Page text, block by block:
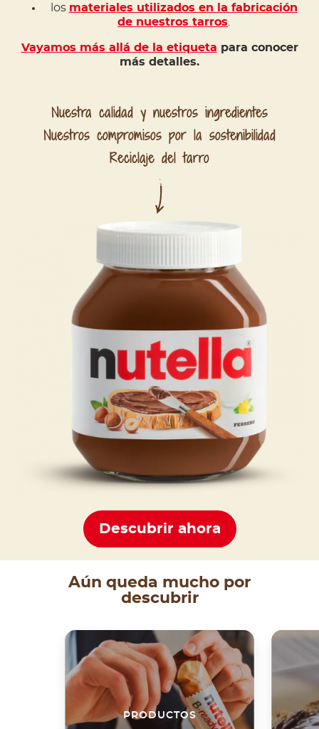
Nuestra calidad y nuestros ingredientes
Nuestros compromisos por la sostenibilidad
Reciclaje del tarro
los materiales utilizados en la fabricación
de nuestros tarros
Vayamos más allá de la etiqueta para conocer
más detalles.
Descubrir ahora
Aún queda mucho por
descubrir
PRODUCTOS